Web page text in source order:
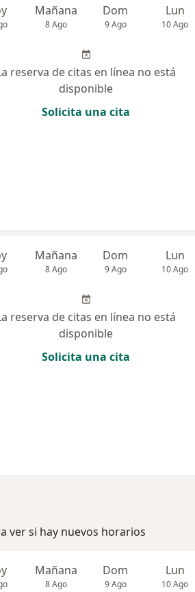
Mañana
8 Ago
Dom
9 Ago
Lun
10 Ago
reserva de citas en línea no está
disponible
Solicita una cita
Mañana
8 Ago
Dom
9 Ago
Lun
10 Ago
reserva de citas en línea no está
disponible
Solicita una cita
ver si hay nuevos horarios
Mañana
8 Ago
Dom
9 Ago
Lun
10 Ago